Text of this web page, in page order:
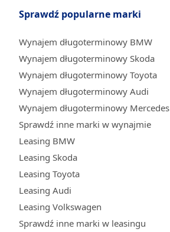
Sprawdź popularne marki
Wynajem długoterminowy BMW
Wynajem długoterminowy Skoda
Wynajem długoterminowy Toyota
Wynajem długoterminowy Audi
Wynajem długoterminowy Mercedes
Sprawdź inne marki w wynajmie
Leasing BMW
Leasing Skoda
Leasing Toyota
Leasing Audi
Leasing Volkswagen
Sprawdź inne marki w leasingu